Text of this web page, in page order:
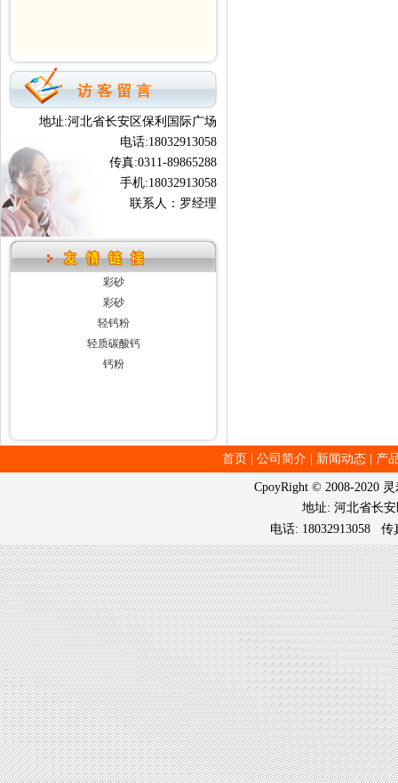
地址:河北省长安区保利国际广场
电话:18032913058
传真:0311-89865288
手机:18032913058
联系人：罗经理
彩砂
彩砂
轻钙粉
轻质碳酸钙
钙粉
首页 公司简介| 新闻动态| 产
CpoyRight © 2008-2020
地址: 河北省长
电话: 18032913058